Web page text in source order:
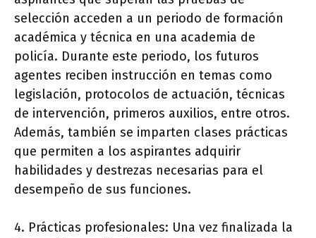
selección acceden a un periodo de formación
académica y técnica en una academia de
policía. Durante este periodo, los futuros
agentes reciben instrucción en temas como
legislación, protocolos de actuación, técnicas
de intervención, primeros auxilios, entre otros.
Además, también se imparten clases prácticas
que permiten a los aspirantes adquirir
habilidades y destrezas necesarias para el
desempeño de sus funciones.
4. Prácticas profesionales: Una vez finalizada la